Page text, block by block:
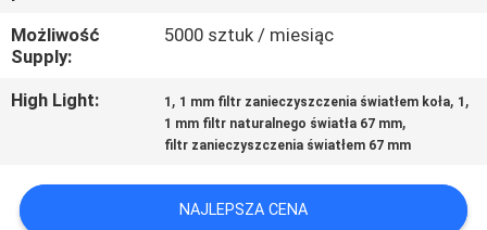
NAMI
POPROSIĆ
WYCENĘ
Możliwość
Supply:
5000 sztuk / miesiąc
High Light: 1 , 1 mm filtr zanieczyszczenia światłem koła, 1 ,
1 mm filtr naturalnego światła 67 mm,
filtr zanieczyszczenia światłem 67 mm
NAJLEPSZA CENA